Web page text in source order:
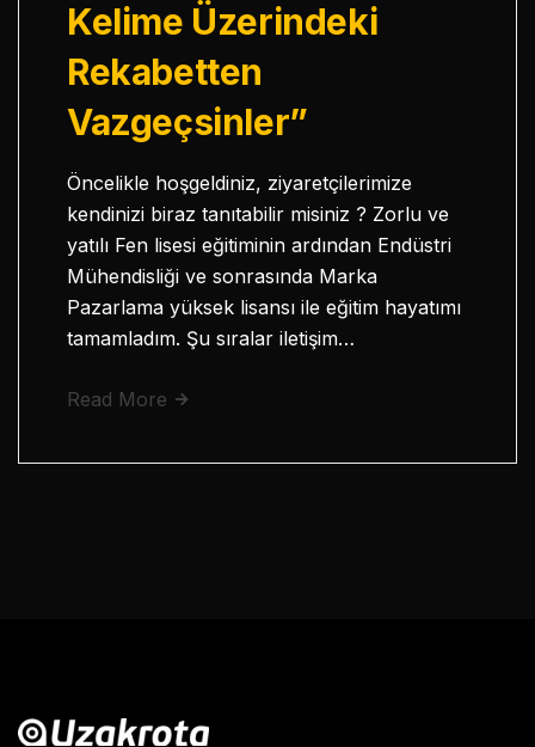
Kelime Üzerindeki
Rekabetten
Vazgeçsinler”
Öncelikle hoşgeldiniz, ziyaretçilerimize
kendinizi biraz tanıtabilir misiniz ? Zorlu ve
yatılı Fen lisesi eğitiminin ardından Endüstri
Mühendisliği ve sonrasında Marka
Pazarlama yüksek lisansı ile eğitim hayatımı
tamamladım. Şu sıralar iletişim…
Read More